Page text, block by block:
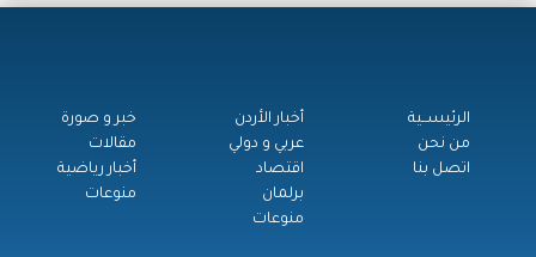
الرئيســية
من نحن
اتصل بنا
أخبار الأردن
عربي و دولي
اقتصاد
برلمان
منوعات
خبر و صورة
مقالات
أخبار رياضية
منوعات